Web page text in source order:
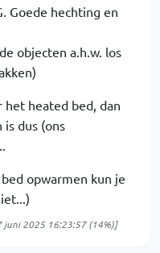
Goede hechting en
objecten a.h.w. los
het heated bed, dan
dus (ons
opwarmen kun je
juni 2025 16:23:57(14%)]